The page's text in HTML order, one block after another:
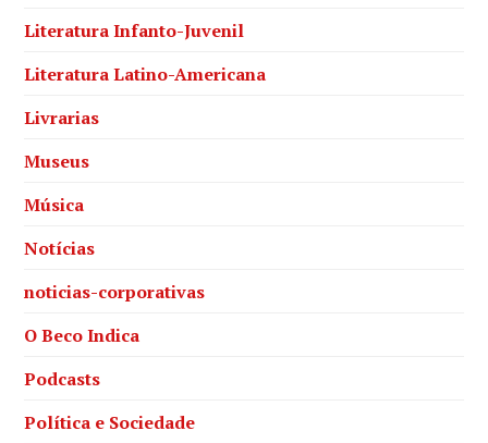
Literatura Infanto-Juvenil
Literatura Latino-Americana
Livrarias
Museus
Música
Notícias
noticias-corporativas
O Beco Indica
Podcasts
Política e Sociedade